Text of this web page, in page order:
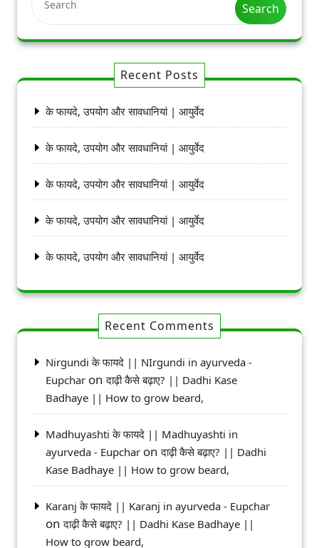
Search
Recent Posts
के फायदे, उपयोग और सावधानियां | आयुर्वेद
के फायदे, उपयोग और सावधानियां | आयुर्वेद
के फायदे, उपयोग और सावधानियां | आयुर्वेद
के फायदे, उपयोग और सावधानियां | आयुर्वेद
के फायदे, उपयोग और सावधानियां | आयुर्वेद
Recent Comments
Nirgundi के फायदे || NIrgundi in ayurveda -
Eupchar onदाढ़ी कैसे बढ़ाए? || Dadhi Kase
Badhaye || How to grow beard,
Madhuyashti के फायदे || Madhuyashti in
ayurveda - Eupchar onदाढ़ी कैसे बढ़ाए? || Dadhi
Kase Badhaye || How to grow beard,
Karanj के फायदे || Karanj in ayurveda - Eupchar
onदाढ़ी कैसे बढ़ाए? || Dadhi Kase Badhaye ||
How to grow beard,